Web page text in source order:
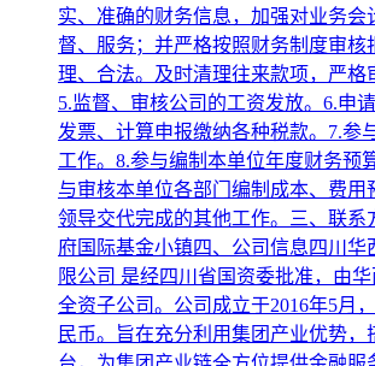
实、准确的财务信息，加强对业务会
督、服务；并严格按照财务制度审核
理、合法。及时清理往来款项，严格
5.监督、审核公司的工资发放。6.申
发票、计算申报缴纳各种税款。7.参
工作。8.参与编制本单位年度财务预
与审核本单位各部门编制成本、费用
领导交代完成的其他工作。三、联系
府国际基金小镇四、公司信息四川华
限公司 是经四川省国资委批准，由
全资子公司。公司成立于2016年5月
民币。旨在充分利用集团产业优势，